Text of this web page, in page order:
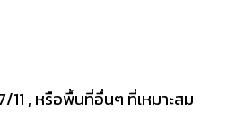
11 , หรือพื้นที่อื่นๆ ที่เหมาะสม